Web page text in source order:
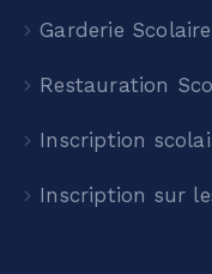
Garderie Scolaire
Restauration
Inscription
Inscription sur